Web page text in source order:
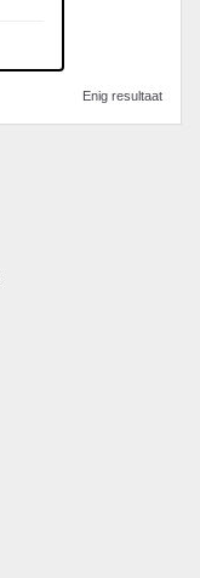
Enig resultaat